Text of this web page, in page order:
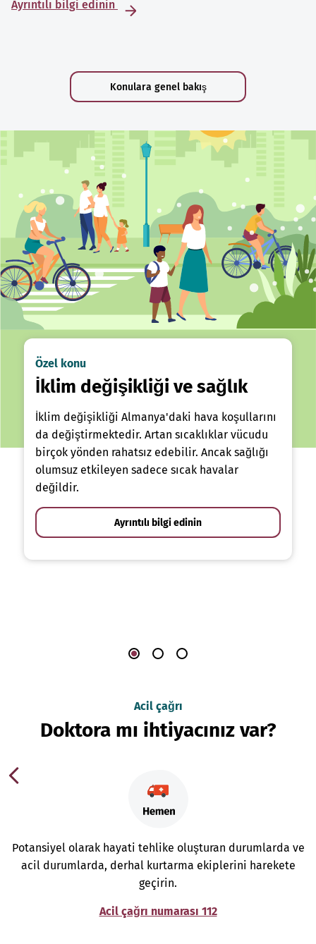
Ayrıntılı bilgi edinin
Konulara genel bakış
Özel konu
İklim değişikliği ve sağlık
İklim değişikliği Almanya'daki hava koşullarını
da değiştirmektedir. Artan sıcaklıklar vücudu
birçok yönden rahatsız edebilir. Ancak sağlığı
olumsuz etkileyen sadece sıcak havalar
değildir.
Ayrıntılı bilgi edinin
Acil çağrı
Doktora mı ihtiyacınız var?
Potansiyel olarak hayati tehlike oluşturan durumlarda ve
acil durumlarda, derhal kurtarma ekiplerini harekete
geçirin.
Acil çağrı numarası 112